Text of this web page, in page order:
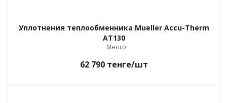
Уплотнения теплообменника Mueller Accu-Therm
AT130
Много
62 790 тенге/шт